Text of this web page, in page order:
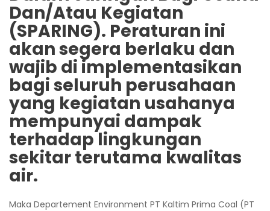
Dan/Atau Kegiatan
(SPARING). Peraturan ini
akan segera berlaku dan
wajib di implementasikan
bagi seluruh perusahaan
yang kegiatan usahanya
mempunyai dampak
terhadap lingkungan
sekitar terutama kwalitas
air.
Maka Departement Environment PT Kaltim Prima Coal (PT